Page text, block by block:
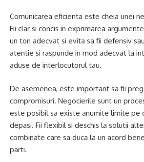
Comunicarea eficienta este cheia unei
Fii clar si concis in exprimarea
un ton adecvat si evita sa fii defensiv
atentie si raspunde in mod adecvat la
aduse de interlocutorul tau.
De asemenea, este important sa fii
compromisuri. Negocierile sunt un
este posibil sa existe anumite limite pe
depasi. Fii flexibil si deschis la solutii
combinate care sa duca la un acord
parti.